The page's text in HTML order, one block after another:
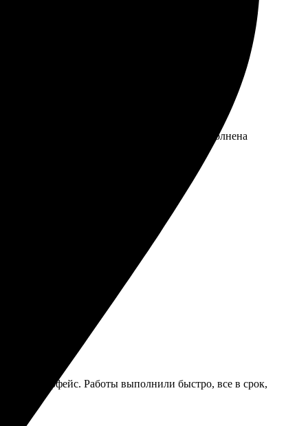
сроки, качество впечатляет. Упаковка
добавил рамку и оплатил. Услуга выполнена
все шаги.
интерфейс. Работы выполнили быстро, все в срок,